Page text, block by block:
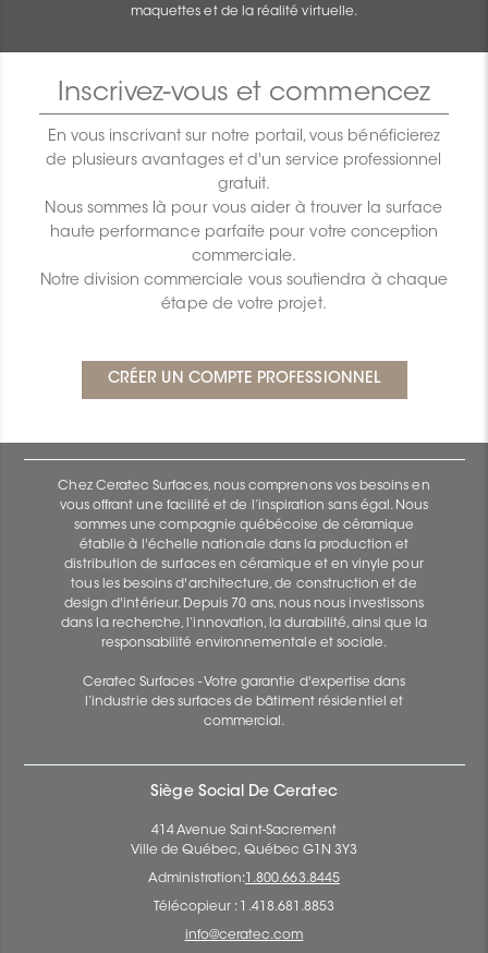
maquettes et de la réalité virtuelle.
Inscrivez-vous et commencez
En vous inscrivant sur notre portail, vous bénéficierez
de plusieurs avantages et d'un service professionnel
gratuit.
Nous sommes là pour vous aider à trouver la surface
haute performance parfaite pour votre conception
commerciale.
Notre division commerciale vous soutiendra à chaque
étape de votre projet.
Chez Ceratec Surfaces, nous comprenons vos besoins en
vous offrant une facilité et de l’inspiration sans égal. Nous
sommes une compagnie québécoise de céramique
établie à l'échelle nationale dans la production et
distribution de surfaces en céramique et en vinyle pour
tous les besoins d'architecture, de construction et de
design d'intérieur. Depuis 70 ans, nous nous investissons
dans la recherche, l’innovation, la durabilité, ainsi que la
responsabilité environnementale et sociale.
Ceratec Surfaces - Votre garantie d'expertise dans
l’industrie des surfaces de bâtiment résidentiel et
commercial.
Siège Social De Ceratec
414 Avenue Saint-Sacrement
Ville de Québec, Québec G1N 3Y3
Administration: 1.800.663.8445
Télécopieur : 1.418.681.8853
info@ceratec.com